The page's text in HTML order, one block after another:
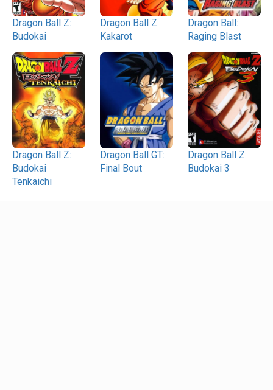
Dragon Ball Z:
Budokai
Dragon Ball Z:
Kakarot
Dragon Ball:
Raging Blast
Dragon Ball Z:
Budokai
Tenkaichi
Dragon Ball GT:
Final Bout
Dragon Ball Z:
Budokai 3